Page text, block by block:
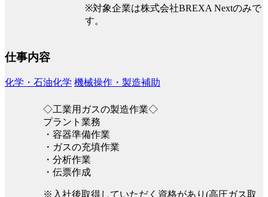
※対象企業は株式会社BREXA Nextのみで
す。
仕事内容
化学・石油化学 機械操作・製造補助
◇工業用ガスの製造作業◇
プラント業務
・容器準備作業
・ガスの充填作業
・分析作業
・伝票作成
※入社後取得していただく資格があり(高圧ガス取